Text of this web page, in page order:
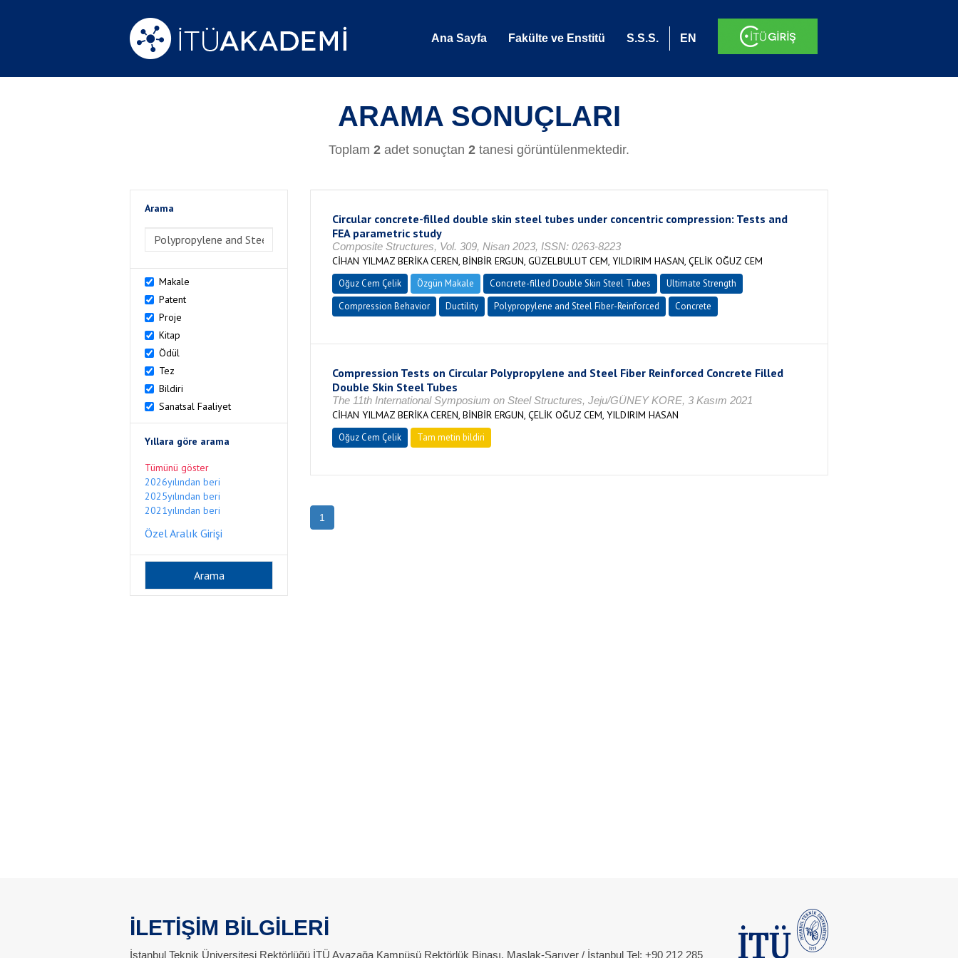
Ana Sayfa Fakülte ve Enstitü S.S.S. EN
ARAMA SONUÇLARI
Toplam 2 adet sonuçtan 2 tanesi görüntülenmektedir.
Arama
Makale
Patent
Proje
Kitap
Ödül
Tez
Bildiri
Sanatsal Faaliyet
Yıllara göre arama
Tümünü göster
2026yılından beri
2025yılından beri
2021yılından beri
Özel Aralık Girişi
Circular concrete-filled double skin steel tubes under concentric compression: Tests and
FEA parametric study
Composite Structures, Vol. 309, Nisan 2023, ISSN: 0263-8223
CİHAN YILMAZ BERİKA CEREN, BİNBİR ERGUN, GÜZELBULUT CEM, YILDIRIM HASAN, ÇELİK OĞUZ CEM
Oğuz Cem Çelik Özgün Makale Concrete-filled Double Skin Steel Tubes
Ultimate Strength
Compression Behavior
Ductility Polypropylene and Steel Fiber-Reinforced Concrete
Compression Tests on Circular Polypropylene and Steel Fiber Reinforced Concrete Filled
Double Skin Steel Tubes
The 11th International Symposium on Steel Structures, Jeju/GÜNEY KORE, 3 Kasım 2021
CİHAN YILMAZ BERİKA CEREN, BİNBİR ERGUN, ÇELİK OĞUZ CEM, YILDIRIM HASAN
Oğuz Cem Çelik Tam metin bildiri
1
İLETİŞİM BİLGİLERİ
İstanbul Teknik Üniversitesi Rektörlüğü İTÜ Ayazağa Kampüsü Rektörlük Binası, Maslak-Sarıyer / İstanbul Tel: +90 212 285